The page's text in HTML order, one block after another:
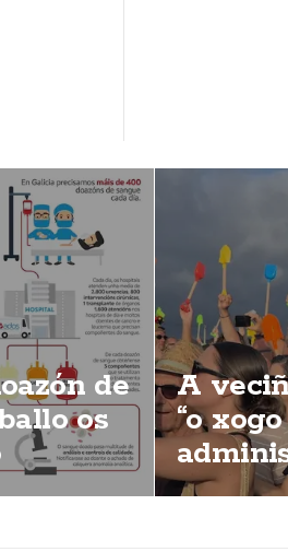
de
os
A
“o
unha